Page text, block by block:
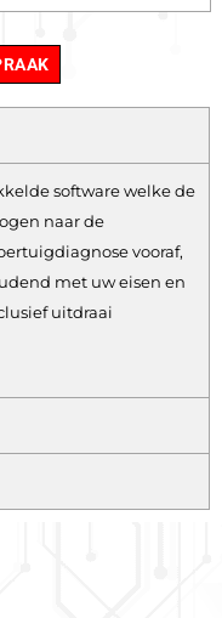
software welke de
naar de
vooraf,
met uw eisen en
uitdraai